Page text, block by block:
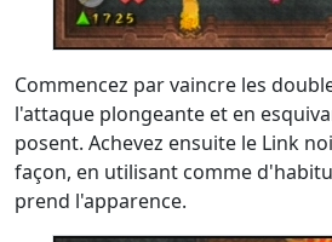
Commencez par vaincre les
l'attaque plongeante et en
posent. Achevez ensuite le Link
façon, en utilisant comme
prend l'apparence.